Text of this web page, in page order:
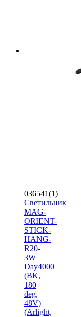
036541(1)
Светильник
MAG-
ORIENT-
STICK-
HANG-
R20-
3W
Day4000
(BK,
180
deg,
48V)
(Arlight,